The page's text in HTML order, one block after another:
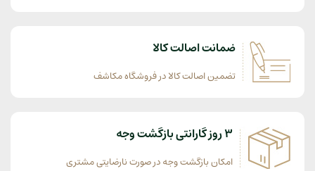
ضمانت اصالت کالا
تضمین اصالت کالا در فروشگاه مکاشف
3 روز گارانتی بازگشت وجه
امکان بازگشت وجه در صورت نارضایتی مشتری